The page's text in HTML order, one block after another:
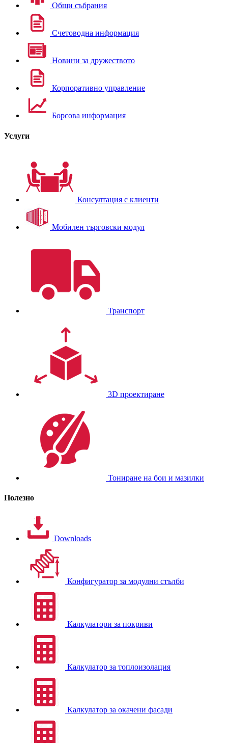
Общи събрания
Счетоводна информация
Новини за дружеството
Корпоративно управление
Борсова информация
Услуги
Консултация с клиенти
Мобилен търговски модул
Транспорт
3D проектиране
Тониране на бои и мазилки
Полезно
Downloads
Конфигуратор за модулни стълби
Калкулатори за покриви
Калкулатор за топлоизолация
Калкулатор за окачени фасади